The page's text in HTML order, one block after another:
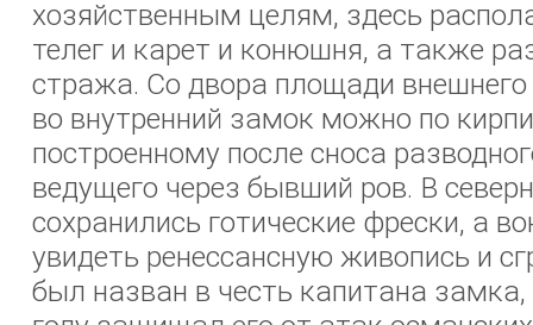
хозяйственным целям, здесь
телег и карет и конюшня, а также
стража. Со двора площади
во внутренний замок можно по
построенному после сноса
ведущего через бывший ров. В
сохранились готические фрески, а
увидеть ренессансную живопись и
был назван в честь капитана